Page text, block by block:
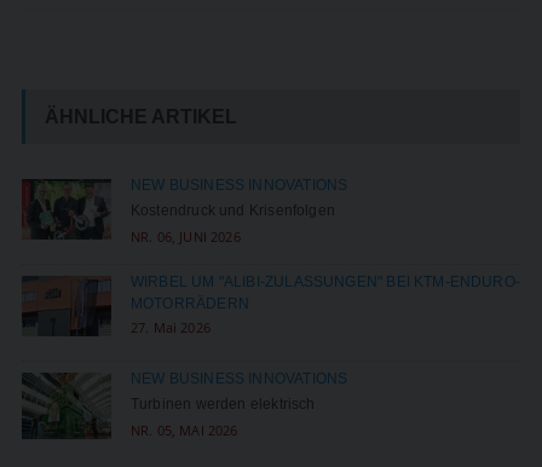
ÄHNLICHE ARTIKEL
NEW BUSINESS INNOVATIONS
Kostendruck und Krisenfolgen
NR. 06, JUNI 2026
WIRBEL UM "ALIBI-ZULASSUNGEN" BEI KTM-ENDURO-
MOTORRÄDERN
27. Mai 2026
NEW BUSINESS INNOVATIONS
Turbinen werden elektrisch
NR. 05, MAI 2026